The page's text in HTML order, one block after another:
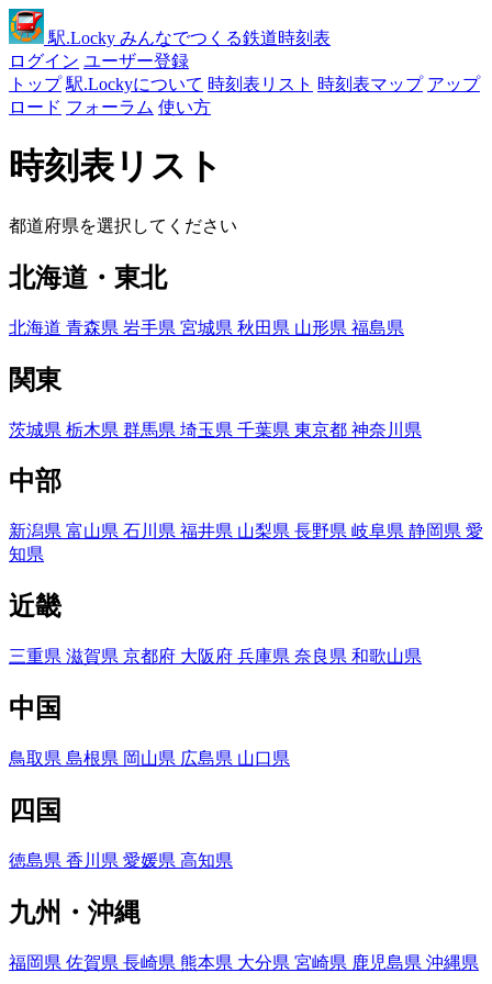
駅.Locky みんなでつくる鉄道時刻表
ログイン ユーザー登録
トップ 駅.Lockyについて 時刻表リスト 時刻表マップ アップ
ロード フォーラム 使い方
時刻表リスト
都道府県を選択してください
北海道・東北
北海道 青森県 岩手県 宮城県 秋田県 山形県 福島県
関東
茨城県 栃木県 群馬県 埼玉県 千葉県 東京都 神奈川県
中部
新潟県 富山県 石川県 福井県 山梨県 長野県 岐阜県 静岡県 愛
知県
近畿
三重県 滋賀県 京都府 大阪府 兵庫県 奈良県 和歌山県
中国
鳥取県 島根県 岡山県 広島県 山口県
四国
徳島県 香川県 愛媛県 高知県
九州・沖縄
福岡県 佐賀県 長崎県 熊本県 大分県 宮崎県 鹿児島県 沖縄県